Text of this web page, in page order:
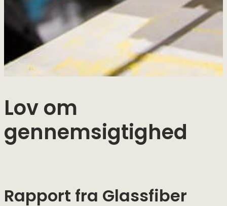
Lov om
gennemsigtighed
Rapport fra Glassfiber